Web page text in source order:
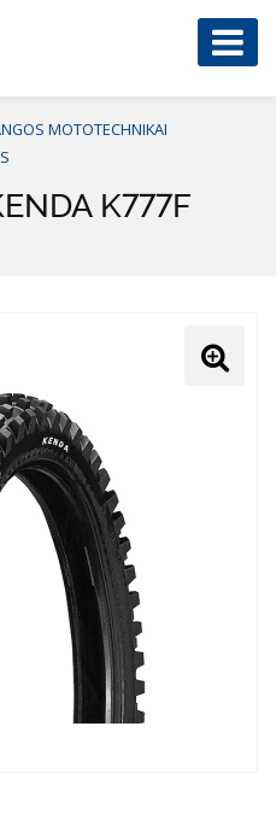
MOTOTECHNIKAI
K777F